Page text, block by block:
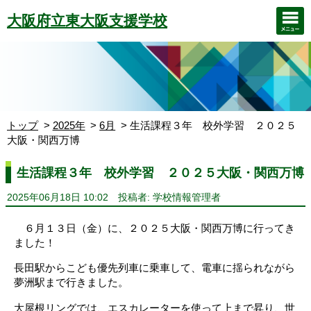
大阪府立東大阪支援学校
トップ 2025年 6月
生活課程３年 校外学習 ２０２５
大阪・関西万博
生活課程３年 校外学習 ２０２５大阪・関西万博
2025年06月18日 10:02 投稿者: 学校情報管理者
６月１３日（金）に、２０２５大阪・関西万博に行ってき
ました！
長田駅からこども優先列車に乗車して、電車に揺られながら
夢洲駅まで行きました。
大屋根リングでは、エスカレーターを使って上まで昇り、世